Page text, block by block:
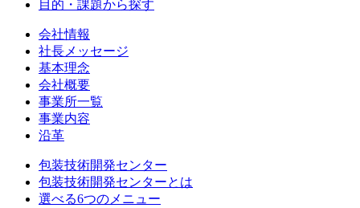
目的・課題から探す
会社情報
社長メッセージ
基本理念
会社概要
事業所一覧
事業内容
沿革
包装技術開発センター
包装技術開発センターとは
選べる6つのメニュー